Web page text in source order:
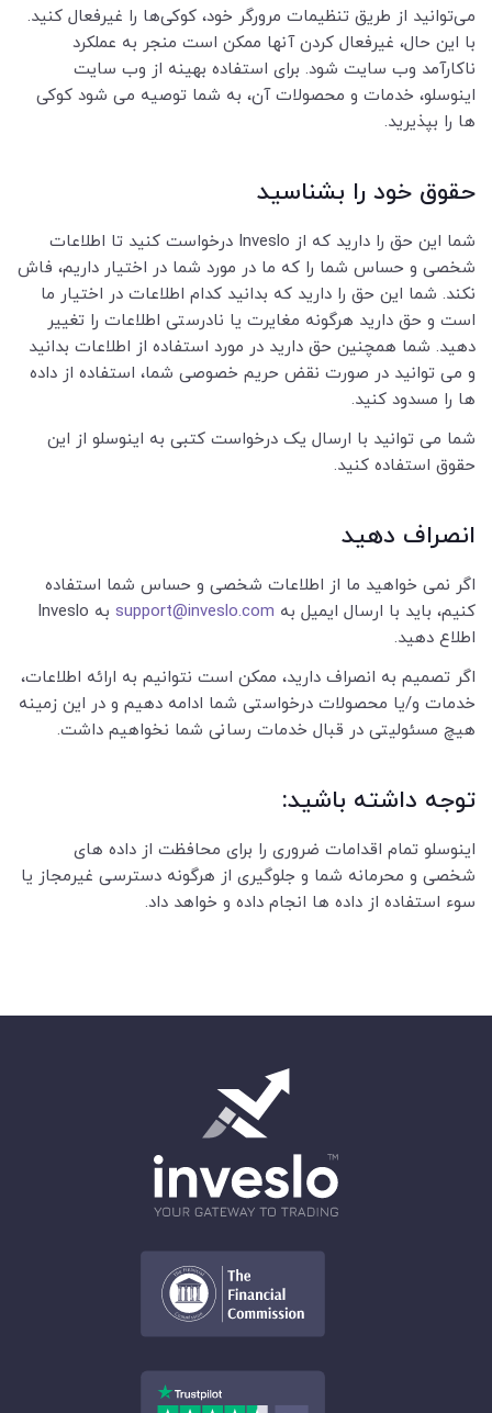
می‌توانید از طریق تنظیمات مرورگر خود، کوکی‌ها را غیرفعال کنید.
با این حال، غیرفعال کردن آنها ممکن است منجر به عملکرد
ناکارآمد وب سایت شود. برای استفاده بهینه از وب سایت
اینوسلو، خدمات و محصولات آن، به شما توصیه می شود کوکی
ها را بپذیرید.
حقوق خود را بشناسید
شما این حق را دارید که از Inveslo درخواست کنید تا اطلاعات
شخصی و حساس شما را که ما در مورد شما در اختیار داریم، فاش
نکند. شما این حق را دارید که بدانید کدام اطلاعات در اختیار ما
است و حق دارید هرگونه مغایرت یا نادرستی اطلاعات را تغییر
دهید. شما همچنین حق دارید در مورد استفاده از اطلاعات بدانید
و می توانید در صورت نقض حریم خصوصی شما، استفاده از داده
ها را مسدود کنید.
شما می توانید با ارسال یک درخواست کتبی به اینوسلو از این
حقوق استفاده کنید.
انصراف دهید
اگر نمی خواهید ما از اطلاعات شخصی و حساس شما استفاده
کنیم، باید با ارسال ایمیل به support@inveslo.com
به Inveslo
اطلاع دهید.
اگر تصمیم به انصراف دارید، ممکن است نتوانیم به ارائه اطلاعات،
خدمات و/یا محصولات درخواستی شما ادامه دهیم و در این زمینه
هیچ مسئولیتی در قبال خدمات رسانی شما نخواهیم داشت.
توجه داشته باشید:
اینوسلو تمام اقدامات ضروری را برای محافظت از داده های
شخصی و محرمانه شما و جلوگیری از هرگونه دسترسی غیرمجاز یا
سوء استفاده از داده ها انجام داده و خواهد داد.